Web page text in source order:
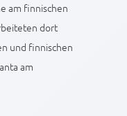
am finnischen
dort
und finnischen
am